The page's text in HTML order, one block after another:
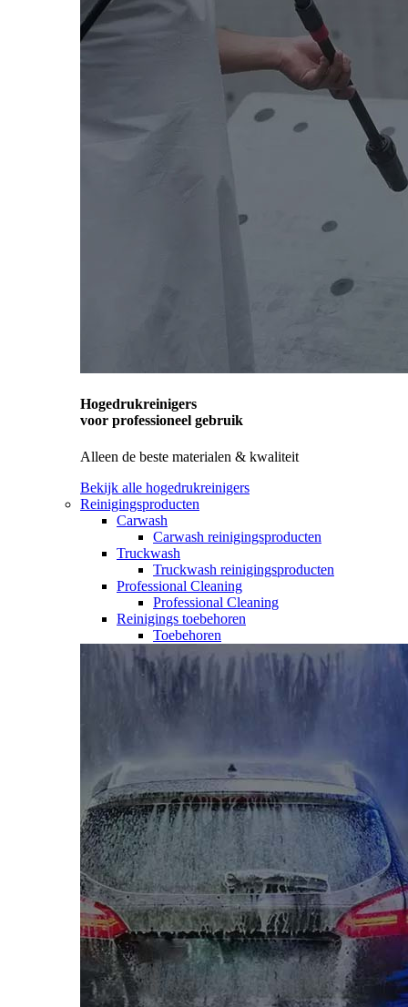
Hogedrukreinigers
voor professioneel gebruik
Alleen de beste materialen & kwaliteit
Bekijk alle hogedrukreinigers
Reinigingsproducten
Carwash
Carwash reinigingsproducten
Truckwash
Truckwash reinigingsproducten
Professional Cleaning
Professional Cleaning
Reinigings toebehoren
Toebehoren